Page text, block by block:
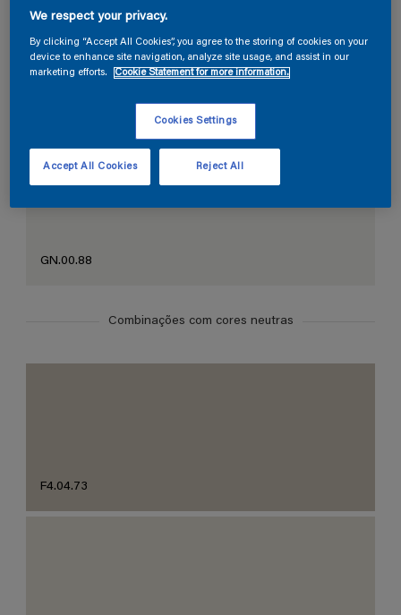
Seção de cores
GN.00.88
Combinações com cores neutras
F4.04.73
We respect your privacy.
By clicking “Accept All Cookies”, you agree to the storing of cookies on your
device to enhance site navigation, analyze site usage, and assist in our
marketing efforts.
Cookie Statement for more information.
Cookies Settings
Reject All
Accept All Cookies